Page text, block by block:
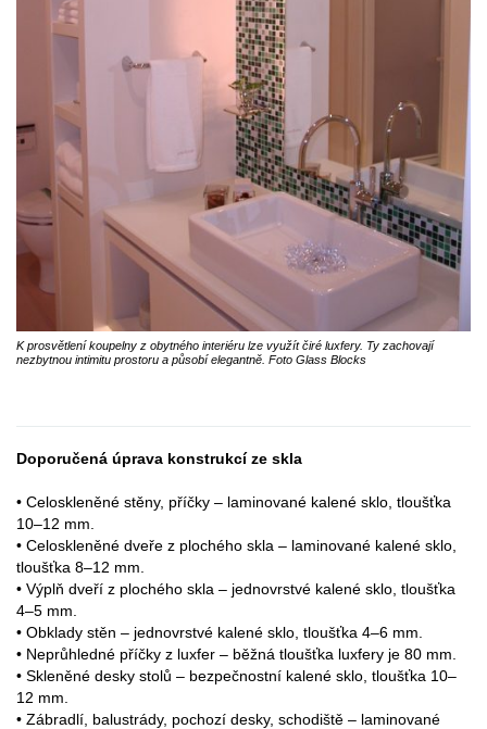
K prosvětlení koupelny z obytného interiéru lze využít čiré luxfery. Ty zachovají
nezbytnou intimitu prostoru a působí elegantně. Foto Glass Blocks
Doporučená úprava konstrukcí ze skla
• Celoskleněné stěny, příčky – laminované kalené sklo, tloušťka
10–12 mm.
• Celoskleněné dveře z plochého skla – laminované kalené sklo,
tloušťka 8–12 mm.
• Výplň dveří z plochého skla – jednovrstvé kalené sklo, tloušťka
4–5 mm.
• Obklady stěn – jednovrstvé kalené sklo, tloušťka 4–6 mm.
• Neprůhledné příčky z luxfer – běžná tloušťka luxfery je 80 mm.
• Skleněné desky stolů – bezpečnostní kalené sklo, tloušťka 10–
12 mm.
• Zábradlí, balustrády, pochozí desky, schodiště – laminované